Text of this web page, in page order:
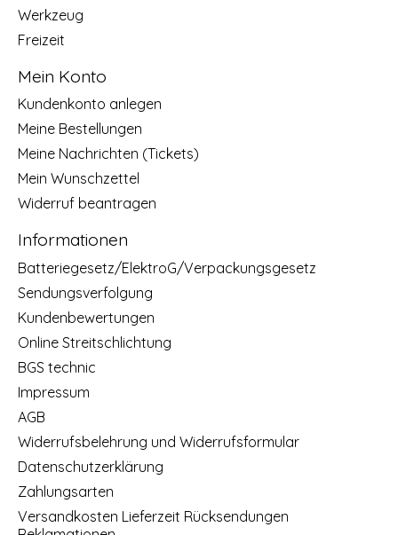
Werkzeug
Freizeit
Mein Konto
Kundenkonto anlegen
Meine Bestellungen
Meine Nachrichten (Tickets)
Mein Wunschzettel
Widerruf beantragen
Informationen
Batteriegesetz/ElektroG/Verpackungsgesetz
Sendungsverfolgung
Kundenbewertungen
Online Streitschlichtung
BGS technic
Impressum
AGB
Widerrufsbelehrung und Widerrufsformular
Datenschutzerklärung
Zahlungsarten
Versandkosten Lieferzeit Rücksendungen